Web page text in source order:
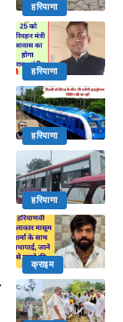
हरियाणा
हरियाणा
हरियाणा
हरियाणा
क्राइम